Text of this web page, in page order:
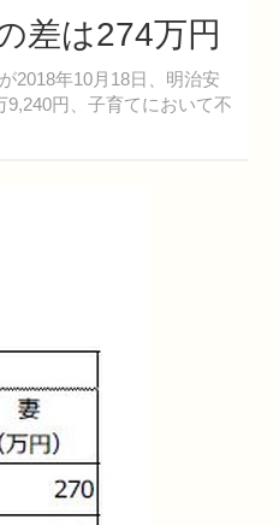
差は274万円
2018年10月18日、明治安
円、子育てにおいて不